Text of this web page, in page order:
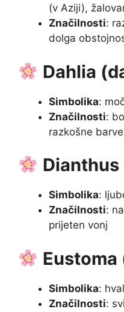
(v Aziji),
Značilnosti:
dolga
Dahlia
Simbolika:
Značilnosti:
razkošne barve
Simbolika:
Značilnosti:
prijeten vonj
Simbolika:
Značilnosti: